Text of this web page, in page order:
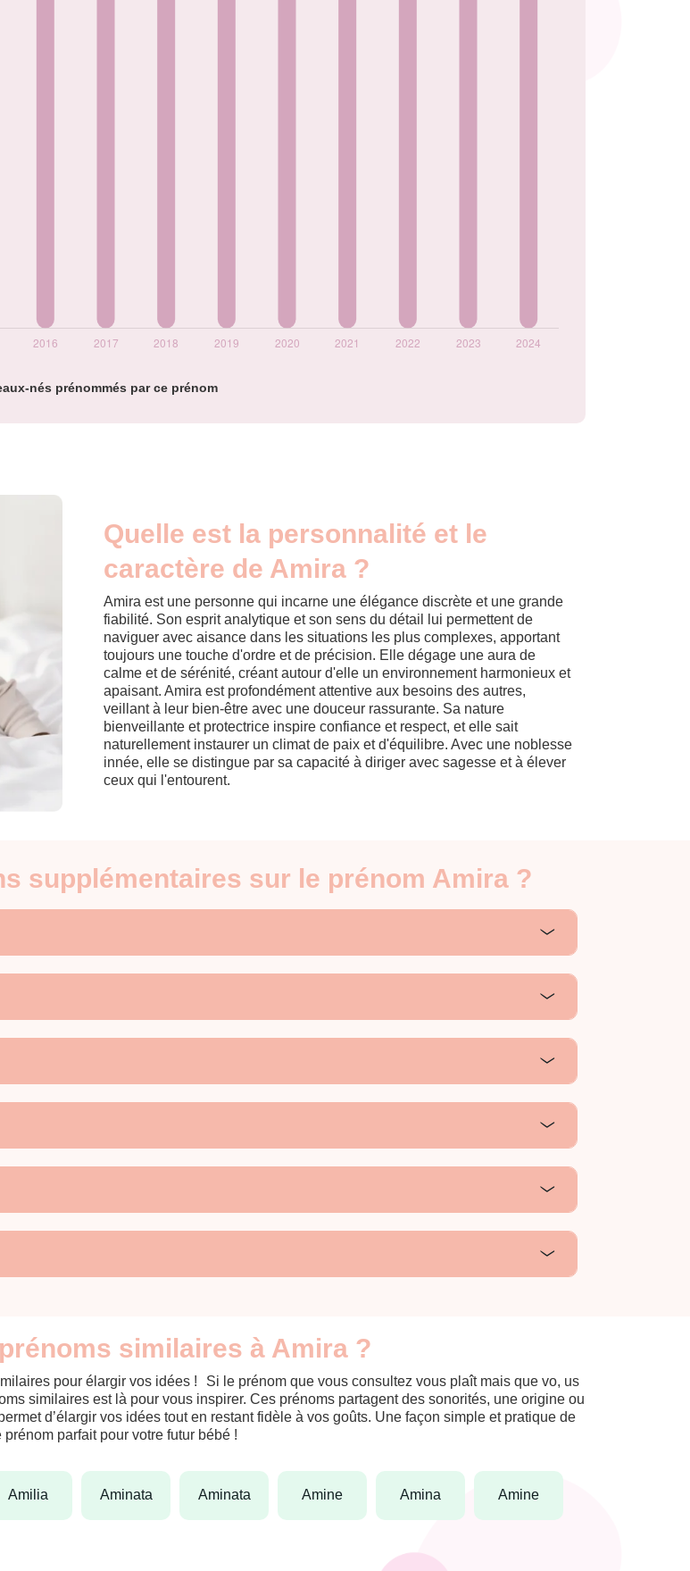
nés prénommés par ce prénom
Quelle est la personnalité et le
caractère de Amira ?
Amira est une personne qui incarne une élégance discrète et une grande
fiabilité. Son esprit analytique et son sens du détail lui permettent de
naviguer avec aisance dans les situations les plus complexes, apportant
toujours une touche d'ordre et de précision. Elle dégage une aura de
calme et de sérénité, créant autour d'elle un environnement harmonieux et
apaisant. Amira est profondément attentive aux besoins des autres,
veillant à leur bien-être avec une douceur rassurante. Sa nature
bienveillante et protectrice inspire confiance et respect, et elle sait
naturellement instaurer un climat de paix et d'équilibre. Avec une noblesse
innée, elle se distingue par sa capacité à diriger avec sagesse et à élever
ceux qui l'entourent.
supplémentaires sur le prénom Amira ?
similaires à Amira ?
pour élargir vos idées ! Si le prénom que vous consultez vous plaît mais que vo, us
similaires est là pour vous inspirer. Ces prénoms partagent des sonorités, une origine ou
d’élargir vos idées tout en restant fidèle à vos goûts. Une façon simple et pratique de
prénom parfait pour votre futur bébé !
amilia aminata aminata amine amina amine